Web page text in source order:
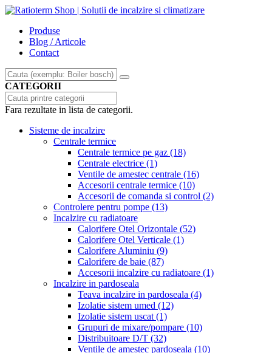
Produse
Blog / Articole
Contact
CATEGORII
Fara rezultate in lista de categorii.
Sisteme de incalzire
Centrale termice
Centrale termice pe gaz (18)
Centrale electrice (1)
Ventile de amestec centrale (16)
Accesorii centrale termice (10)
Accesorii de comanda si control (2)
Controlere pentru pompe (13)
Incalzire cu radiatoare
Calorifere Otel Orizontale (52)
Calorifere Otel Verticale (1)
Calorifere Aluminiu (9)
Calorifere de baie (87)
Accesorii incalzire cu radiatoare (1)
Incalzire in pardoseala
Teava incalzire in pardoseala (4)
Izolatie sistem umed (12)
Izolatie sistem uscat (1)
Grupuri de mixare/pompare (10)
Distribuitoare D/T (32)
Ventile de amestec pardoseala (10)